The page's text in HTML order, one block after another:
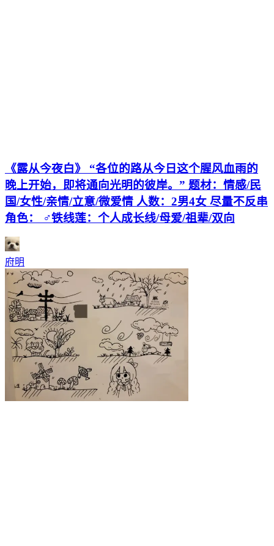
《露从今夜白》 “各位的路从今日这个腥风血雨的
晚上开始，即将通向光明的彼岸。” 题材：情感/民
国/女性/亲情/立意/微爱情 人数：2男4女 尽量不反串
角色： ♂铁线莲：个人成长线/母爱/祖辈/双向
府明